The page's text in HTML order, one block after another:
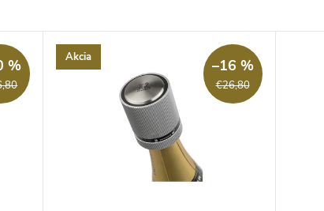
% Akcia
€26,80
–16 %